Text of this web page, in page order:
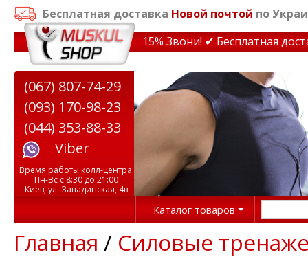
Бесплатная доставка Новой почтой по
на тренажеры до 15% Звони! ✔ Бесплатная
(067) 807-74-29
(093) 170-98-23
(044) 353-88-33
Viber
Время работы колл-центра:
Пн-Вс с 8:30 до 21:00
Киев, ул. Западинская, 4в
Каталог товаров
Главная / Силовые